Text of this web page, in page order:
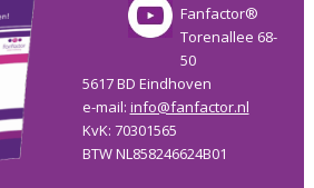
Fanfactor®
Torenallee 68-
50
5617 BD Eindhoven
e-mail: info@fanfactor.nl
KvK: 70301565
BTW NL858246624B01